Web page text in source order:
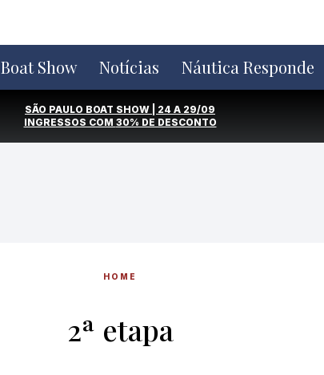
Boat Show Notícias Náutica Responde
SÃO PAULO BOAT SHOW | 24 A 29/09
INGRESSOS COM 30% DE DESCONTO
HOME
2ª etapa